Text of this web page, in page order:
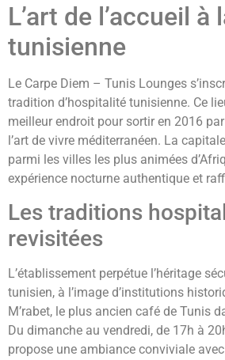
L’art de l’accueil à
tunisienne
Le Carpe Diem – Tunis Lounges
tradition d’hospitalité tunisienne. Ce
meilleur endroit pour sortir en 2016 par
l’art de vivre méditerranéen. La
parmi les villes les plus animées
expérience nocturne authentique et
Les traditions
revisitées
L’établissement perpétue l’héritage
tunisien, à l’image d’institutions
M’rabet, le plus ancien café de Tunis
Du dimanche au vendredi, de 17h à
propose une ambiance conviviale